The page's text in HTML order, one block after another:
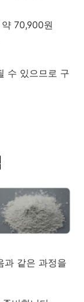
약 70,900원
수 있으므로 구
과 같은 과정을